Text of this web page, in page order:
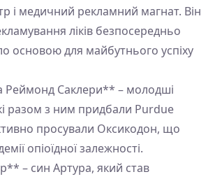
і медичний рекламний магнат. Він
ліків безпосередньо
основою для майбутнього успіху
Саклери** – молодші
разом з ним придбали Purdue
просували Оксикодон, що
опіоїдної залежності.
– син Артура, який став